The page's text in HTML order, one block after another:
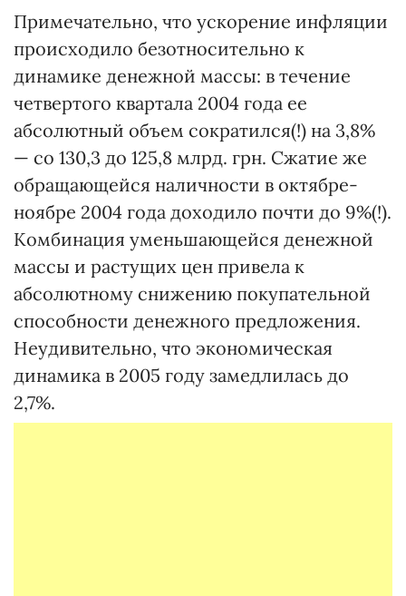
Примечательно, что ускорение инфляции
происходило безотносительно к
динамике денежной массы: в течение
четвертого квартала 2004 года ее
абсолютный объем сократился(!) на 3,8%
— со 130,3 до 125,8 млрд. грн. Сжатие же
обращающейся наличности в октябре-
ноябре 2004 года доходило почти до 9%(!).
Комбинация уменьшающейся денежной
массы и растущих цен привела к
абсолютному снижению покупательной
способности денежного предложения.
Неудивительно, что экономическая
динамика в 2005 году замедлилась до
2,7%.